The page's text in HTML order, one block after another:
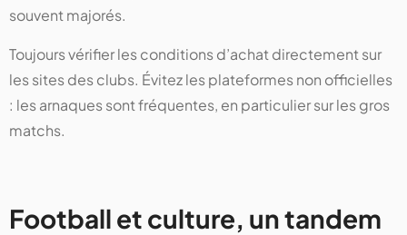
souvent majorés.
Toujours vérifier les conditions d’achat directement sur
les sites des clubs. Évitez les plateformes non officielles
: les arnaques sont fréquentes, en particulier sur les gros
matchs.
Football et culture, un tandem